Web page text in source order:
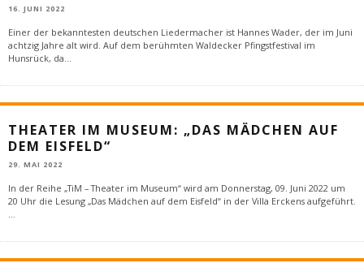
16. JUNI 2022
Einer der bekanntesten deutschen Liedermacher ist Hannes Wader, der im Juni
achtzig Jahre alt wird. Auf dem berühmten Waldecker Pfingstfestival im
Hunsrück, da...
THEATER IM MUSEUM: „DAS MÄDCHEN AUF
DEM EISFELD“
29. MAI 2022
In der Reihe „TiM – Theater im Museum“ wird am Donnerstag, 09. Juni 2022 um
20 Uhr die Lesung „Das Mädchen auf dem Eisfeld“ in der Villa Erckens aufgeführt.
...